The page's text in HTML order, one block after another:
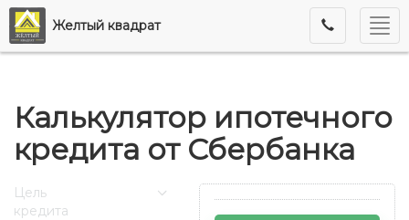
Желтый квадрат
Калькулятор ипотечного
кредита от Сбербанка
Цель
кредита